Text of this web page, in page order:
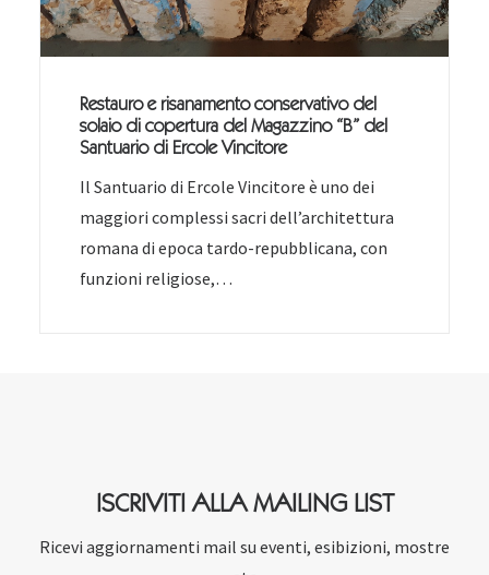
Restauro e risanamento conservativo del
solaio di copertura del Magazzino “B” del
Santuario di Ercole Vincitore
Il Santuario di Ercole Vincitore è uno dei
maggiori complessi sacri dell’architettura
romana di epoca tardo-repubblicana, con
funzioni religiose,…
ISCRIVITI ALLA MAILING LIST
Ricevi aggiornamenti mail su eventi, esibizioni, mostre